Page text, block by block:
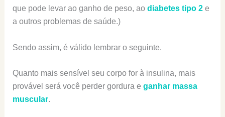
que pode levar ao ganho de peso, ao diabetes tipo 2e
a outros problemas de saúde.)
Sendo assim, é válido lembrar o seguinte.
Quanto mais sensível seu corpo for à insulina, mais
provável será você perder gordura e ganhar massa
muscular.